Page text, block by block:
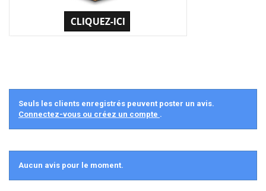
Seuls les clients enregistrés peuvent poster un avis.
Connectez-vous ou créez un compte .
Aucun avis pour le moment.